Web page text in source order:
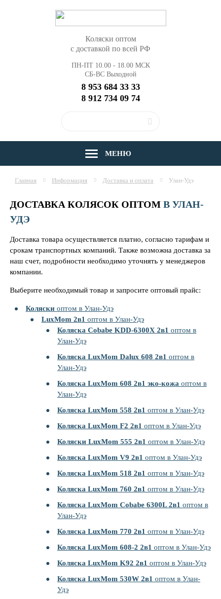
Коляски оптом
с доставкой по всей РФ
ПН-ПТ 10.00 - 18.00 МСК
СБ-ВС Выходной
8 953 684 33 33
8 912 734 09 74
МЕНЮ
Главная Информация Доставка и оплата Улан-Удэ
ДОСТАВКА КОЛЯСОК ОПТОМ В УЛАН-
УДЭ
Доставка товара осуществляется платно, согласно тарифам и
срокам транспортных компаний. Также возможна доставка за
наш счет, подробности необходимо уточнять у менеджеров
компании.
Выберите необходимый товар и запросите оптовый прайс:
Коляски оптом в Улан-Удэ
LuxMom 2в1 оптом в Улан-Удэ
Коляска Cobabe KDD-6300X 2в1 оптом в
Улан-Удэ
Коляска LuxMom Dalux 608 2в1 оптом в
Улан-Удэ
Коляска LuxMom 608 2в1 эко-кожа оптом в
Улан-Удэ
Коляска LuxMom 558 2в1 оптом в Улан-Удэ
Коляска LuxMom F2 2в1 оптом в Улан-Удэ
Коляски LuxMom 555 2в1 оптом в Улан-Удэ
Коляска LuxMom V9 2в1 оптом в Улан-Удэ
Коляска LuxMom 518 2в1 оптом в Улан-Удэ
Коляска LuxMom 760 2в1 оптом в Улан-Удэ
Коляска LuxMom Cobabe 6300L 2в1 оптом в
Улан-Удэ
Коляска LuxMom 770 2в1 оптом в Улан-Удэ
Коляска LuxMom 608-2 2в1 оптом в Улан-Удэ
Коляска LuxMom K92 2в1 оптом в Улан-Удэ
Коляска LuxMom 530W 2в1 оптом в Улан-
Удэ